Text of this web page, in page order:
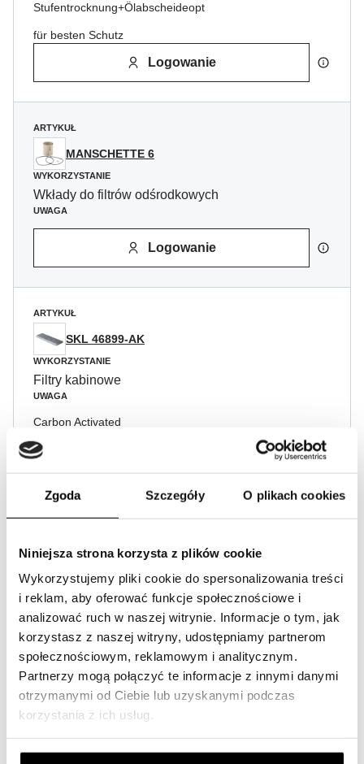
Zgoda Szczegóły O plikach cookies
Niniejsza strona korzysta z plików cookie
Wykorzystujemy pliki cookie do spersonalizowania treści
i reklam, aby oferować funkcje społecznościowe i
analizować ruch w naszej witrynie. Informacje o tym, jak
korzystasz z naszej witryny, udostępniamy partnerom
społecznościowym, reklamowym i analitycznym.
Partnerzy mogą połączyć te informacje z innymi danymi
otrzymanymi od Ciebie lub uzyskanymi podczas
korzystania z ich usług.
Stufentrocknung+Ölabscheideopt
für besten Schutz
Logowanie
ARTYKUŁ
MANSCHETTE 6
WYKORZYSTANIE
Wkłady do filtrów odśrodkowych
UWAGA
Logowanie
ARTYKUŁ
SKL 46899-AK
WYKORZYSTANIE
Filtry kabinowe
UWAGA
Carbon Activated
WYKORZYSTANIE
Filtry kabinowe
UWAGA
Logowanie
Dodaj wszystko do ulubionych
Dodaj wszystko do koszyka zakupów